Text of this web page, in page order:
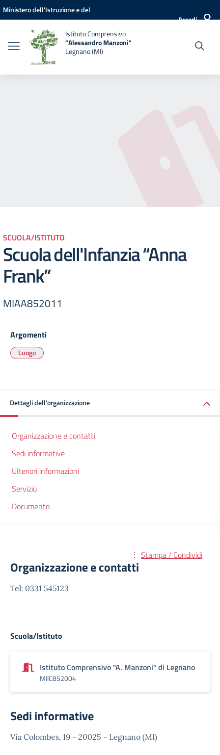
Vai ai contenuti
Vai al menu di navigazione
Vai al footer
Ministero dell'Istruzione e del
Accedi
Istituto Comprensivo
"Alessandro Manzoni"
Legnano (MI)
SCUOLA/ISTITUTO
Scuola dell'Infanzia “Anna
Frank”
MIAA852011
Argomenti
Luogo
Dettagli dell'organizzazione
Organizzazione e contatti
Sedi informative
Ulteriori informazioni
Servizio
Documento
Stampa / Condividi
Organizzazione e contatti
Tel: 0331 545123
Scuola/Istituto
Istituto Comprensivo "A. Manzoni" di Legnano
MIIC852004
Sedi informative
Via Colombes, 19 - 20025 - Legnano (MI)